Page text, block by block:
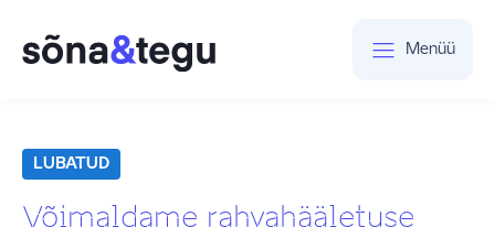
Menüü
LUBATUD
Võimaldame rahvahääletuse